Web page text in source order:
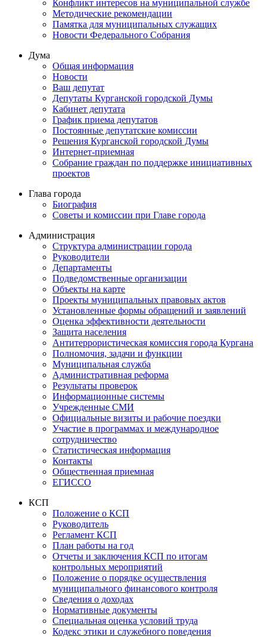
Конфликт интересов на муниципальной службе
Методические рекомендации
Памятка для муниципальных служащих
Новости Федерального Cобрания
Дума
Общая информация
Новости
Ваш депутат
Депутаты Курганской городской Думы
Кабинет депутата
График приема депутатов
Постоянные депутатские комиссии
Решения Курганской городской Думы
Интернет-приемная
Собрание граждан по поддержке инициативных
проектов
Глава города
Биография
Советы и комиссии при Главе города
Администрация
Структура администрации города
Руководители
Департаменты
Подведомственные организации
Объекты на карте
Проекты муниципальных правовых актов
Установленные формы обращений и заявлений
Оценка эффективности деятельности
Защита населения
Антитеррористическая комиссия города Кургана
Полномочия, задачи и функции
Муниципальная служба
Административная реформа
Результаты проверок
Информационные системы
Учрежденные СМИ
Официальные визиты и рабочие поездки
Участие в программах и международное
сотрудничество
Статистическая информация
Контакты
Общественная приемная
ЕГИССО
КСП
Положение о КСП
Руководитель
Регламент КСП
План работы на год
Отчеты и заключения КСП по итогам
контрольных мероприятий
Положение о порядке осуществления
муниципального финансового контроля
Сведения о доходах
Нормативные документы
Специальная оценка условий труда
Кодекс этики и служебного поведения